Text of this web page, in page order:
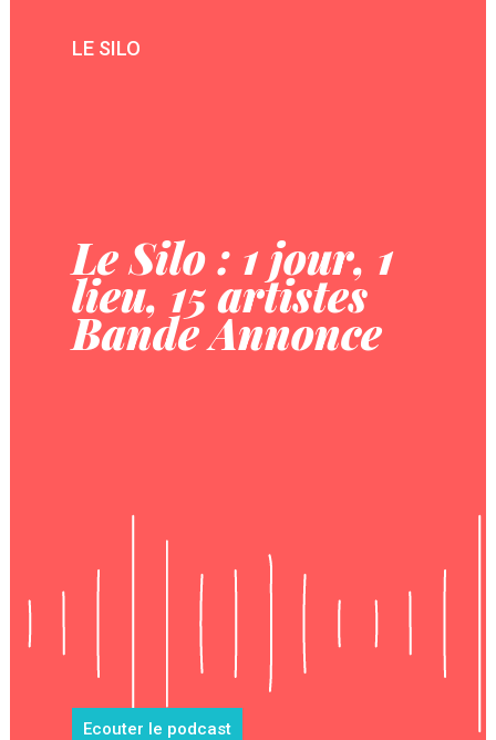
LE SILO
Le Silo : 1 jour, 1
lieu, 15 artistes
Bande Annonce
Ecouter le podcast